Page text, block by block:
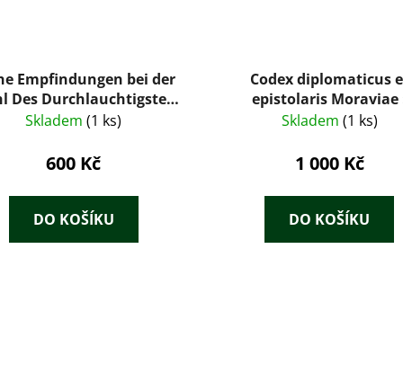
Empfindungen bei der
Des Durchlauchtigsten
Erzherzogs Anton von
Hoch- und
Skladem(1 ks)
600 Kč
DO KOŠÍKU
Codex diplomaticus
epistolaris Moraviae
Urkunden-Sammlung
Siebenten Bandes (1334-
Skladem (1 ks)
1 000 Kč
DO KOŠÍKU